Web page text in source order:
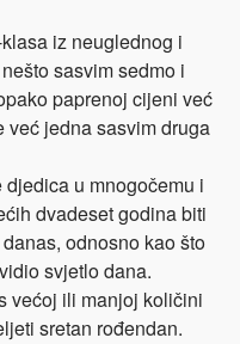
iz neuglednog i
sasvim sedmo i
paprenoj cijeni već
već jedna sasvim druga
u mnogočemu i
dvadeset godina biti
odnosno kao što
svjetlo dana.
većoj ili manjoj količini
sretan rođendan.